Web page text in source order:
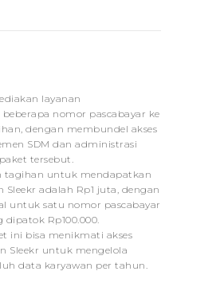
layanan
nomor pascabayar ke
dengan membundel akses
SDM dan administrasi
tersebut.
tagihan untuk mendapatkan
Sleekr adalah Rp1 juta, dengan
untuk satu nomor pascabayar
Rp100.000.
ini bisa menikmati akses
Sleekr untuk mengelola
data karyawan per tahun.